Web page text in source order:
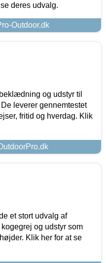
deres udvalg.
Outdoor.dk
og udstyr til
leverer gennemtestet
fritid og hverdag. Klik
et stort udvalg af
og udstyr som
Klik her for at se